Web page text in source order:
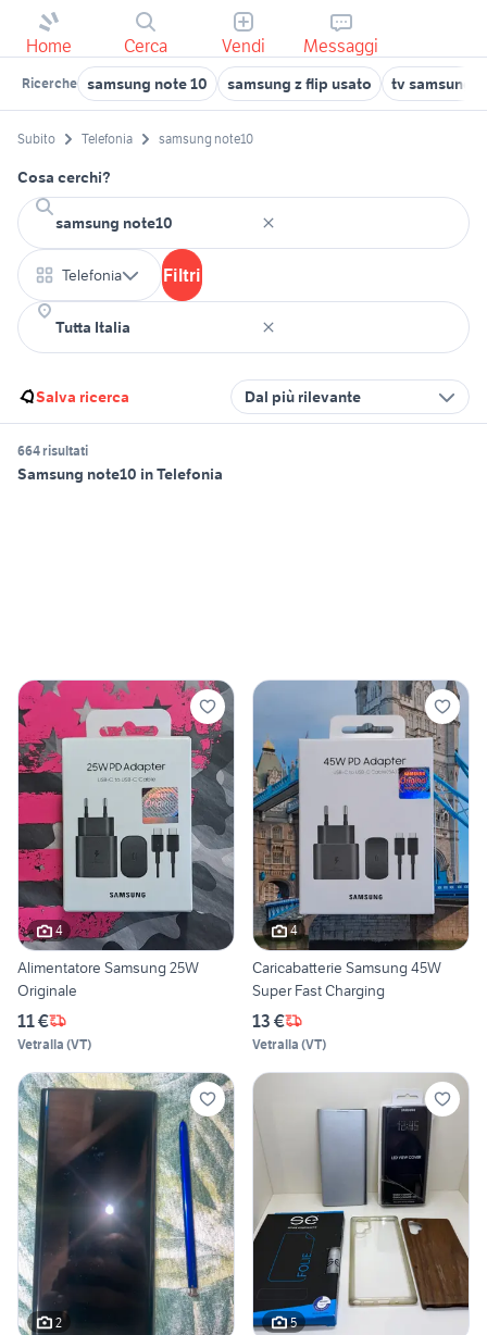
Home Cerca Vendi Messaggi
Ricerche samsung note 10 samsung z flip usato tv samsung
Subito Telefonia samsung note10
Cosa cerchi?
Telefonia Filtri
Salva ricerca Dal più rilevante
664 risultati
Samsung note10 in Telefonia
4
Alimentatore Samsung 25W
Originale
11 €
Vetralla (VT)
4
Caricabatterie Samsung 45W
Super Fast Charging
13 €
Vetralla (VT)
2 5